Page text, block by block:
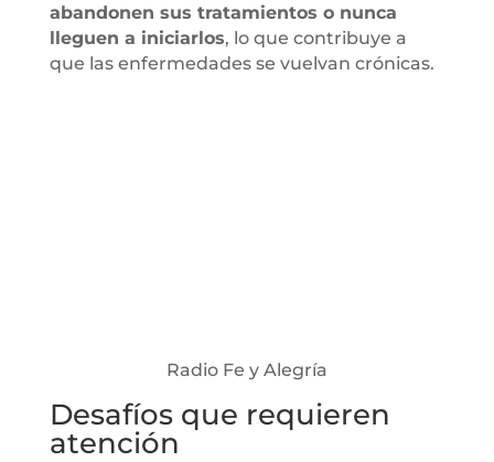
abandonen sus tratamientos o nunca
lleguen a iniciarlos, lo que contribuye a
que las enfermedades se vuelvan crónicas.
Radio Fe y Alegría
Desafíos que requieren
atención